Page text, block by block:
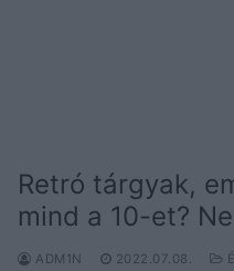
Retró tárgyak,
mind a 10-et?
ADM1N 2022.07.08.